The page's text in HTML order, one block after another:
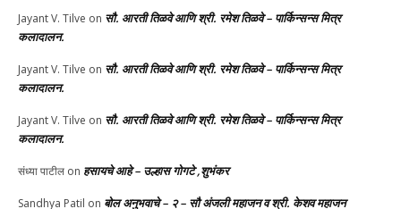
Jayant V. Tilve on सौ. आरती तिळवे आणि श्री. रमेश तिळवे – पार्किन्सन्स मित्र
कलादालन.
Jayant V. Tilve on सौ. आरती तिळवे आणि श्री. रमेश तिळवे – पार्किन्सन्स मित्र
कलादालन.
Jayant V. Tilve on सौ. आरती तिळवे आणि श्री. रमेश तिळवे – पार्किन्सन्स मित्र
कलादालन.
संध्या पाटील on हसायचे आहे – उल्हास गोगटे ,शुभंकर
Sandhya Patil on बोल अनुभवाचे – २ – सौ अंजली महाजन व श्री. केशव महाजन